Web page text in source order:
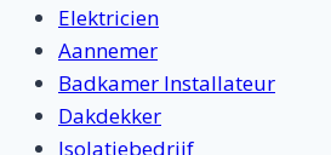
Elektricien
Aannemer
Badkamer Installateur
Dakdekker
Isolatiebedrijf